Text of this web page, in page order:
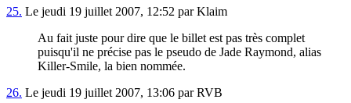
25. Le jeudi 19 juillet 2007, 12:52 par Klaim
Au fait juste pour dire que le billet est pas très complet
puisqu'il ne précise pas le pseudo de Jade Raymond, alias
Killer-Smile, la bien nommée.
26. Le jeudi 19 juillet 2007, 13:06 par RVB